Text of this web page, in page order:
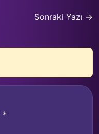
Sonraki Yazı →
*